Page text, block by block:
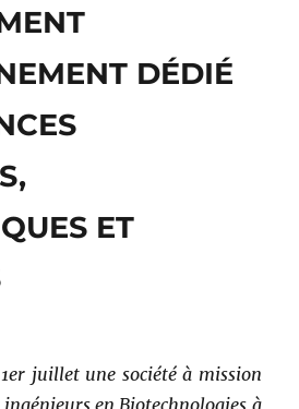
DÉDIÉ
ET
juillet une société à mission
en Biotechnologies à